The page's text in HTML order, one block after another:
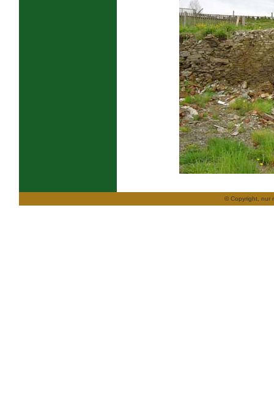
© Copyright, nur